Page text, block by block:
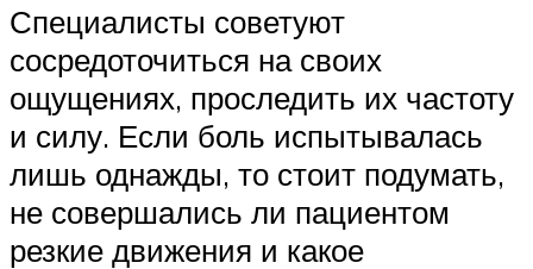
Специалисты советуют
сосредоточиться на своих
ощущениях, проследить их частоту
и силу. Если боль испытывалась
лишь однажды, то стоит подумать,
не совершались ли пациентом
резкие движения и какое